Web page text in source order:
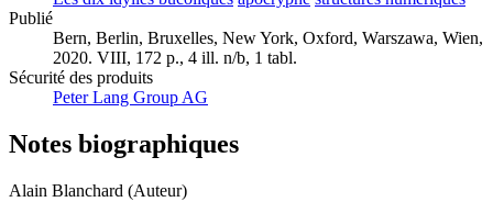
Publié
Bern, Berlin, Bruxelles, New York, Oxford, Warszawa, Wien,
2020. VIII, 172 p., 4 ill. n/b, 1 tabl.
Sécurité des produits
Peter Lang Group AG
Notes biographiques
Alain Blanchard (Auteur)